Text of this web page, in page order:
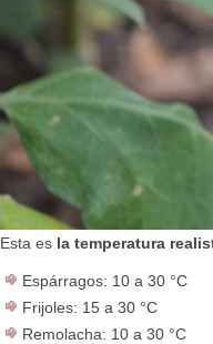
Esta es la temperatura
Espárragos: 10 a 30 °C
Frijoles: 15 a 30 °C
Remolacha: 10 a 30 °C